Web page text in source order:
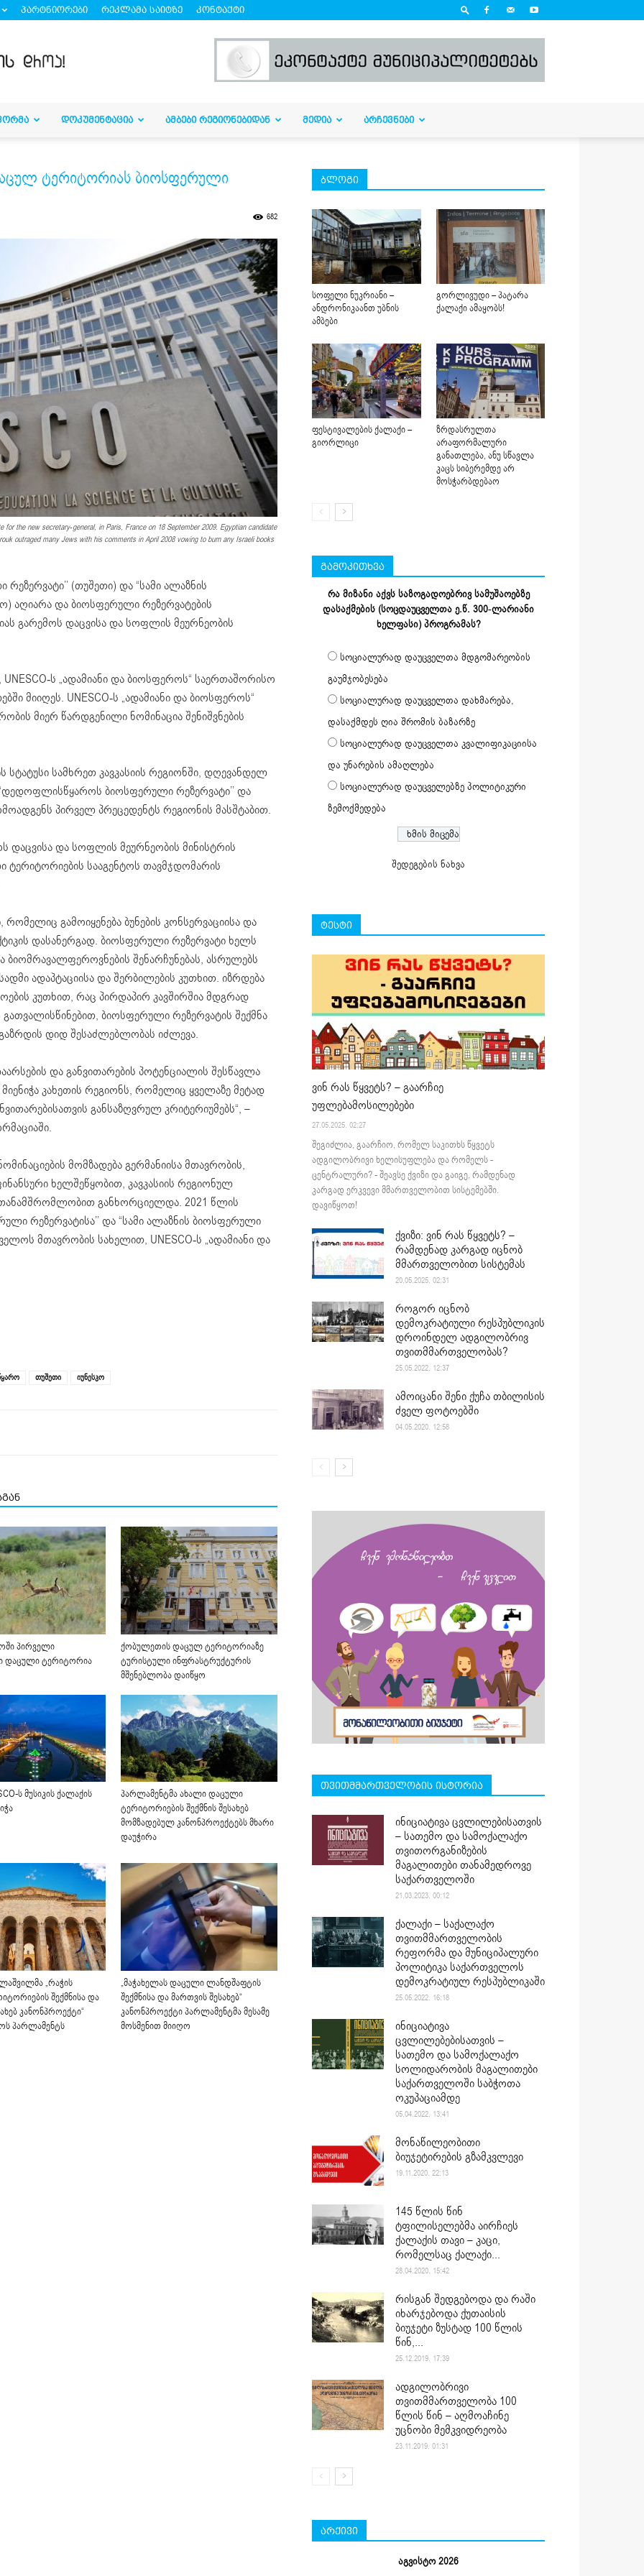
პარტნიორები რეკლამა საიტზე კონტაქტი
ᲓᲝᲙᲣᲛᲔᲜᲢᲐᲪᲘᲐ ᲐᲛᲑᲔᲑᲘ ᲠᲔᲒᲘᲝᲜᲔᲑᲘᲓᲐᲜ ᲛᲔᲓᲘᲐ ᲐᲠᲩᲔᲕᲜᲔᲑᲘ
ტერიტორიას ბიოსფერული
682
the new secretary-general, in Paris, France on 18 September 2009. Egyptian candidate
outraged many Jews with his comments in April 2008 vowing to burn any Israeli books
(თუშეთი) და “სამი ალაზნის
აღიარა და ბიოსფერული რეზერვატების
გარემოს დაცვისა და სოფლის მეურნეობის
UNESCO-ს „ადამიანი და ბიოსფეროს“ საერთაშორისო
მიიღეს. UNESCO-ს „ადამიანი და ბიოსფეროს“
მიერ წარდგენილი ნომინაცია შენიშვნების
სამხრეთ კავკასიის რეგიონში, დღევანდელ
ბიოსფერული რეზერვატი’’ და
პირველ პრეცედენტს რეგიონის მასშტაბით.
დაცვისა და სოფლის მეურნეობის მინისტრის
სააგენტოს თავმჯდომარის
გამოიყენება ბუნების კონსერვაციისა და
დასანერგად. ბიოსფერული რეზერვატი ხელს
შენარჩუნებას, ასრულებს
ადაპტაციისა და შერბილების კუთხით. იზრდება
კუთხით, რაც პირდაპირ კავშირშია მდგრად
ბიოსფერული რეზერვატის შექმნა
დიდ შესაძლებლობას იძლევა.
და განვითარების პოტენციალის შესწავლა
კახეთის რეგიონს, რომელიც ყველაზე მეტად
განსაზღვრულ კრიტერიუმებს“, –
მომზადება გერმანიისა მთავრობის,
ხელშეწყობით, კავკასიის რეგიონულ
განხორციელდა. 2021 წლის
რეზერვატისა’’ და “სამი ალაზნის ბიოსფერული
მთავრობის სახელით, UNESCO-ს „ადამიანი და
თუშეთი იუნესკო
პირველი
დაცული ტერიტორია
ქობულეთის დაცულ ტერიტორიაზე
ტურისტული ინფრასტრუქტურის
მშენებლობა დაიწყო
ს მუსიკის ქალაქის
პარლამენტმა ახალი დაცული
ტერიტორიების შექმნის შესახებ
მომზადებულ კანონპროექტებს მხარი
დაუჭირა
„რაჭის
შექმნისა და
კანონპროექტი“
პარლამენტს
„მაჭახელას დაცული ლანდშაფტის
შექმნისა და მართვის შესახებ“
კანონპროექტი პარლამენტმა მესამე
მოსმენით მიიღო
ბლოგი
სოფელი ნუკრიანი –
ანდრონიკაანთ უბნის
ამბები
გორლივუდი – პატარა
ქალაქი ამაყობს!
ფესტივალების ქალაქი –
გიორლიცი
ზრდასრულთა
არაფორმალური
განათლება, ანუ სწავლა
კაცს სიბერემდე არ
მოსჭარბდებაო
გამოკითხვა
რა მიზანი აქვს საზოგადოებრივ სამუშაოებზე
დასაქმების (სოცდაუცველთა ე.წ. 300-ლარიანი
ხელფასი) პროგრამას?
სოციალურად დაუცველთა მდგომარეობის
გაუმჯობესება
სოციალურად დაუცველთა დახმარება,
დასაქმდეს ღია შრომის ბაზარზე
სოციალურად დაუცველთა კვალიფიკაციისა
და უნარების ამაღლება
სოციალურად დაუცველებზე პოლიტიკური
ზემოქმედება
შედეგების ნახვა
ტესტი
ვინ რას წყვეტს? – გაარჩიე
უფლებამოსილებები
27.05.2025. 02:27
შეგიძლია, გაარჩიო, რომელ საკითხს წყვეტს
ადგილობრივი ხელისუფლება და რომელს -
ცენტრალური? - შეავსე ქვიზი და გაიგე, რამდენად
კარგად ერკვევი მმართველობით სისტემებში.
დავიწყოთ!
ქვიზი: ვინ რას წყვეტს? –
რამდენად კარგად იცნობ
მმართველობით სისტემას
20.05.2025. 02:31
როგორ იცნობ
დემოკრატიული რესპუბლიკის
დროინდელ ადგილობრივ
თვითმმართველობას?
25.05.2022. 12:37
ამოიცანი შენი ქუჩა თბილისის
ძველ ფოტოებში
04.05.2020. 12:58
თვითმმართველობის ისტორია
ინიციატივა ცვლილებისათვის
– სათემო და სამოქალაქო
თვითორგანიზების
მაგალითები თანამედროვე
საქართველოში
21.03.2023. 00:12
ქალაქი – საქალაქო
თვითმმართველობის
რეფორმა და მუნიციპალური
პოლიტიკა საქართველოს
დემოკრატიულ რესპუბლიკაში
25.05.2022. 16:18
ინიციატივა
ცვლილებებისათვის –
სათემო და სამოქალაქო
სოლიდარობის მაგალითები
საქართველოში საბჭოთა
ოკუპაციამდე
05.04.2022. 13:41
მონაწილეობითი
ბიუჯეტირების გზამკვლევი
19.11.2020. 22:13
145 წლის წინ
ტფილისელებმა აირჩიეს
ქალაქის თავი – კაცი,
რომელსაც ქალაქი...
28.04.2020. 15:42
რისგან შედგებოდა და რაში
იხარჯებოდა ქუთაისის
ბიუჯეტი ზუსტად 100 წლის
წინ,...
25.12.2019. 17:39
ადგილობრივი
თვითმმართველობა 100
წლის წინ – აღმოაჩინე
უცნობი მემკვიდრეობა
23.11.2019. 01:31
არქივი
აგვისტო 2026